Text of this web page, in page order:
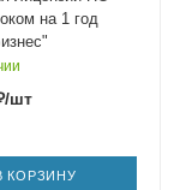
на 1 год
/шт
КОРЗИНУ